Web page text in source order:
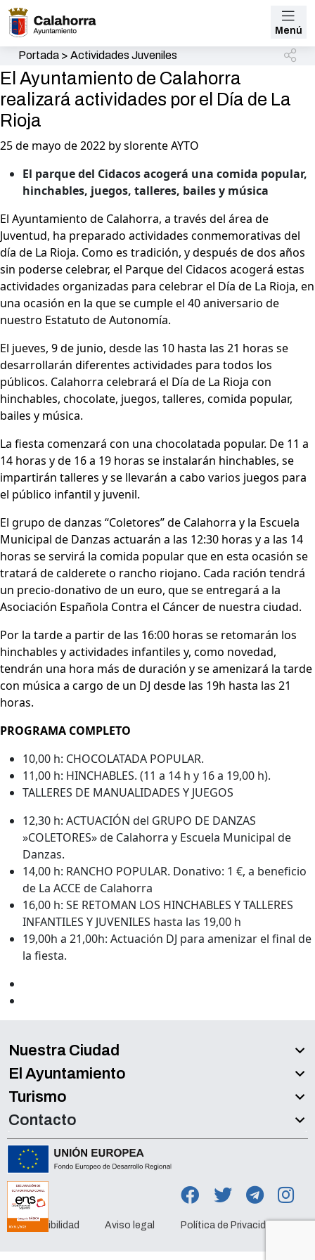
Menú
Portada> Actividades Juveniles
El Ayuntamiento de Calahorra
realizará actividades por el Día de La
Rioja
25 de mayo de 2022 by slorente AYTO
El parque del Cidacos acogerá una comida popular,
hinchables, juegos, talleres, bailes y música
El Ayuntamiento de Calahorra, a través del área de
Juventud, ha preparado actividades conmemorativas del
día de La Rioja. Como es tradición, y después de dos años
sin poderse celebrar, el Parque del Cidacos acogerá estas
actividades organizadas para celebrar el Día de La Rioja, en
una ocasión en la que se cumple el 40 aniversario de
nuestro Estatuto de Autonomía.
El jueves, 9 de junio, desde las 10 hasta las 21 horas se
desarrollarán diferentes actividades para todos los
públicos. Calahorra celebrará el Día de La Rioja con
hinchables, chocolate, juegos, talleres, comida popular,
bailes y música.
La fiesta comenzará con una chocolatada popular. De 11 a
14 horas y de 16 a 19 horas se instalarán hinchables, se
impartirán talleres y se llevarán a cabo varios juegos para
el público infantil y juvenil.
El grupo de danzas “Coletores” de Calahorra y la Escuela
Municipal de Danzas actuarán a las 12:30 horas y a las 14
horas se servirá la comida popular que en esta ocasión se
tratará de calderete o rancho riojano. Cada ración tendrá
un precio-donativo de un euro, que se entregará a la
Asociación Española Contra el Cáncer de nuestra ciudad.
Por la tarde a partir de las 16:00 horas se retomarán los
hinchables y actividades infantiles y, como novedad,
tendrán una hora más de duración y se amenizará la tarde
con música a cargo de un DJ desde las 19h hasta las 21
horas.
PROGRAMA COMPLETO
10,00 h: CHOCOLATADA POPULAR.
11,00 h: HINCHABLES. (11 a 14 h y 16 a 19,00 h).
TALLERES DE MANUALIDADES Y JUEGOS
12,30 h: ACTUACIÓN del GRUPO DE DANZAS
»COLETORES» de Calahorra y Escuela Municipal de
Danzas.
14,00 h: RANCHO POPULAR. Donativo: 1 €, a beneficio
de La ACCE de Calahorra
16,00 h: SE RETOMAN LOS HINCHABLES Y TALLERES
INFANTILES Y JUVENILES hasta las 19,00 h
19,00h a 21,00h: Actuación DJ para amenizar el final de
la fiesta.
Nuestra Ciudad
El Ayuntamiento
Turismo
Contacto
Accesibilidad Aviso legal Política de Privacidad